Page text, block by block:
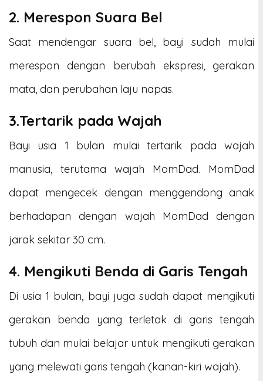
2. Merespon Suara Bel
Saat mendengar suara bel, bayi sudah mulai
merespon dengan berubah ekspresi, gerakan
mata, dan perubahan laju napas.
3.Tertarik pada Wajah
Bayi usia 1 bulan mulai tertarik pada wajah
manusia, terutama wajah MomDad. MomDad
dapat mengecek dengan menggendong anak
berhadapan dengan wajah MomDad dengan
jarak sekitar 30 cm.
4. Mengikuti Benda di Garis Tengah
Di usia 1 bulan, bayi juga sudah dapat mengikuti
gerakan benda yang terletak di garis tengah
tubuh dan mulai belajar untuk mengikuti gerakan
yang melewati garis tengah (kanan-kiri wajah).